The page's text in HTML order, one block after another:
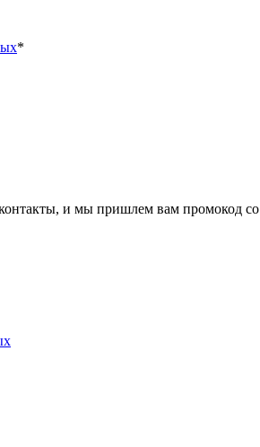
*
и мы пришлем вам промокод